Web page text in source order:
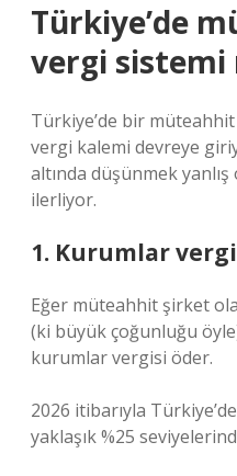
Türkiye’de
vergi sistemi
Türkiye’de bir müteahhit
vergi kalemi devreye
altında düşünmek
ilerliyor.
1. Kurumlar
Eğer müteahhit şirket
(ki büyük çoğunluğu
kurumlar vergisi öder.
2026 itibarıyla
yaklaşık %25